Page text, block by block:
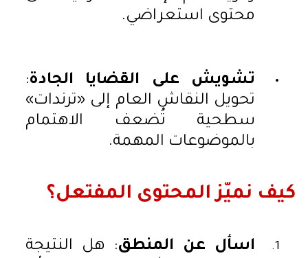
محتوى استعراضي.
تشويش على القضايا الجادة:
تحويل النقاش العام إلى «ترندات»
سطحية تُضعف الاهتمام
بالموضوعات المهمة.
كيف نميّز المحتوى المفتعل؟
اسأل عن المنطق: هل النتيجة